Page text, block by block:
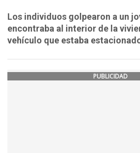
Los individuos golpearon a un
encontraba al interior de la
vehículo que estaba
PUBLICIDAD